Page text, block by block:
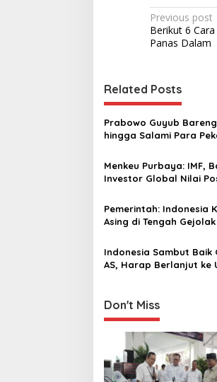
P
o
t
n
a
v
i
g
a
t
o
Previous post
Berikut 6
Panas ‎Dalam
Related Posts
Prabowo Guyub
hingga Salami Para
Menkeu Purbaya: IMF,
Investor Global Nilai
Pemerintah: Indonesia
Asing di Tengah
Indonesia Sambut
AS, Harap Berlanjut ke
Don't Miss